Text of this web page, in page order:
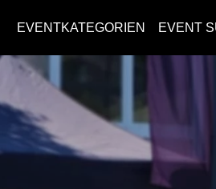
EVENTKATEGORIEN EVENT